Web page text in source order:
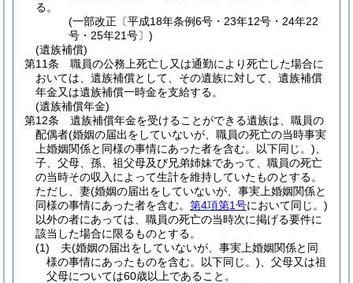
る。
(一部改正〔平成18年条例6号・23年12号・24年22
号・25年21号〕)
(遺族補償)
第11条
職員の公務上死亡し又は通勤により死亡した場合に
おいては、遺族補償として、その遺族に対して、遺族補償
年金又は遺族補償一時金を支給する。
(遺族補償年金)
第12条
遺族補償年金を受けることができる遺族は、職員の
配偶者(婚姻の届出をしていないが、職員の死亡の当時事実
上婚姻関係と同様の事情にあった者を含む。以下同じ。)
子、父母、孫、祖父母及び兄弟姉妹であって、職員の死亡
の当時その収入によって生計を維持していたものとする。
ただし、妻(婚姻の届出をしていないが、事実上婚姻関係と
同様の事情にあった者を含む。 第4項第1号において同じ。)
以外の者にあっては、職員の死亡の当時次に掲げる要件に
該当した場合に限るものとする。
(1)
夫(婚姻の届出をしていないが、事実上婚姻関係と同
様の事情にあったものを含む。以下同じ。) 、父母又は祖
父母については60歳以上であること。